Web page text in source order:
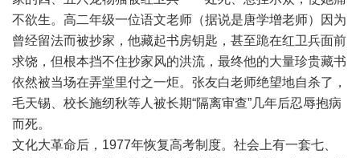
不欲生。高二年级一位语文老师（据说是唐学增老师）因为
曾经留法而被抄家，他藏起书房钥匙，甚至跪在红卫兵面前
求饶，但根本挡不住抄家风的洪流，最终他的大量珍贵藏书
依然被当场在弄堂里付之一炬。张友白老师绝望地自杀了，
毛天锡、校长施纫秋等人被长期“隔离审查”几年后忍辱抱病
而死。
文化大革命后，1977年恢复高考制度。社会上有一套七、